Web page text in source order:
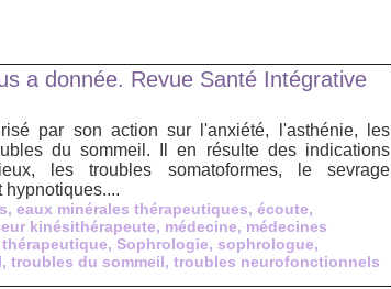
a donnée. Revue Santé Intégrative
par son action sur l'anxiété, l'asthénie, les
du sommeil. Il en résulte des indications
les troubles somatoformes, le sevrage
, eaux minérales thérapeutiques, écoute,
kinésithérapeute, médecine, médecines
, Sophrologie, sophrologue,
, troubles du sommeil, troubles neurofonctionnels